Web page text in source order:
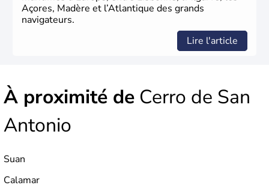
Açores, Madère et l’Atlantique des grands
navigateurs.
Lire l'article
À proximité de Cerro de San
Antonio
Suan
Calamar